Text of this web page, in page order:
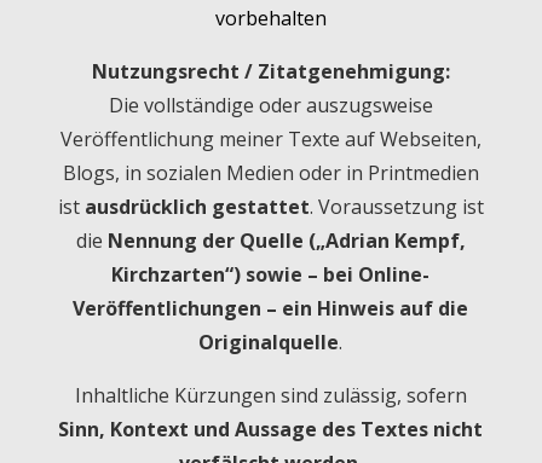
vorbehalten
Nutzungsrecht / Zitatgenehmigung:
Die vollständige oder auszugsweise
Veröffentlichung meiner Texte auf Webseiten,
Blogs, in sozialen Medien oder in Printmedien
ist ausdrücklich gestattet. Voraussetzung ist
die Nennung der Quelle („Adrian Kempf,
Kirchzarten“) sowie – bei Online-
Veröffentlichungen – ein Hinweis auf die
Originalquelle.
Inhaltliche Kürzungen sind zulässig, sofern
Sinn, Kontext und Aussage des Textes nicht